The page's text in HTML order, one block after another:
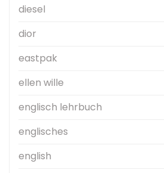
diesel
dior
eastpak
ellen wille
englisch lehrbuch
englisches
english